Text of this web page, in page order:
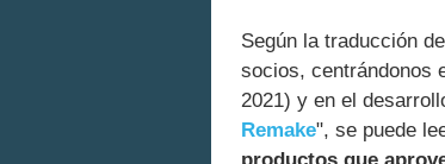
Según la traducción
socios, centrándonos
2021) y en el
Remake", se puede
productos que